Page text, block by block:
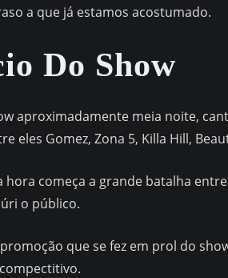
a que já estamos acostumado.
Do Show
aproximadamente meia noite,
eles Gomez, Zona 5, Killa Hill,
hora começa a grande batalha
o público.
que se fez em prol do